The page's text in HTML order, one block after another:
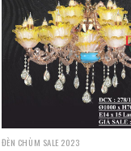
ĐÈN CHÙM SALE 2023